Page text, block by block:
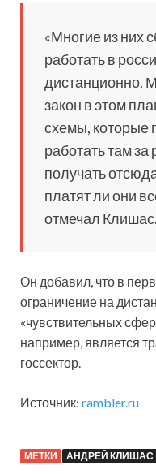
«Многие из них
работать в
дистанционно.
закон в этом
схемы,
работать там
получать
платят ли они
отмечал Клишас.
Он добавил, что в
ограничение на
«чувствительных
например, является
госсектор.
Источник: rambler.ru
МЕТКИ АНДРЕЙ КЛИШАС